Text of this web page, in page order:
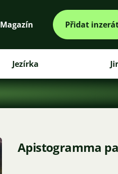
Magazín Přidat
Jezírka
Apistogramma